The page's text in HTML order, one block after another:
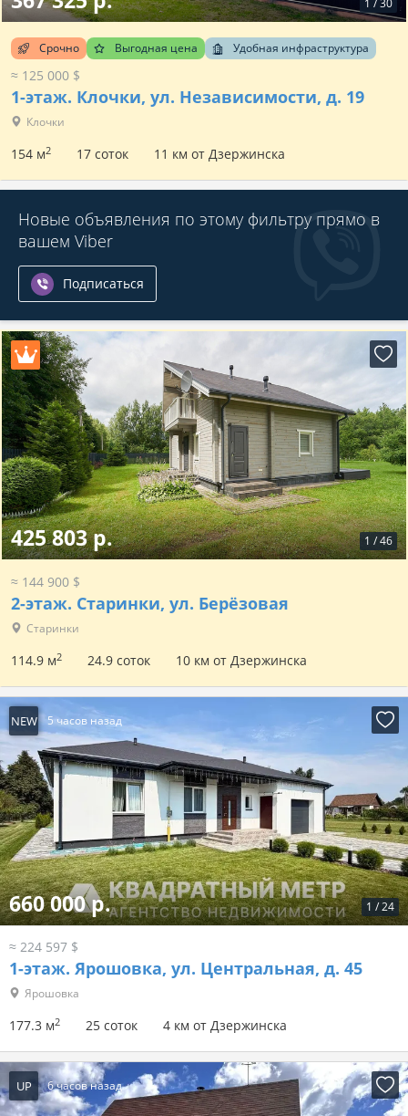
1 /30
Срочно Выгодная цена Удобная инфраструктура
≈ 125 000 $
1-этаж. Клочки, ул. Независимости, д. 19
Клочки
154 м2 17 соток 11 км от Дзержинска
Новые объявления по этому фильтру прямо в
вашем Viber
Подписаться
1 /46
425 803 р.
≈ 144 900 $
2-этаж. Старинки, ул. Берёзовая
Старинки
114.9 м2 24.9 соток 10 км от Дзержинска
NEW 5 часов назад
1 /24
660 000 р.
≈ 224 597 $
1-этаж. Ярошовка, ул. Центральная, д. 45
Ярошовка
177.3 м2 25 соток 4 км от Дзержинска
UP 6 часов назад